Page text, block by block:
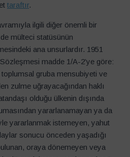
taraftır.
ilgili diğer önemli bir
mülteci statüsünün
ana unsurlardır. 1951
madde 1/A-2’ye göre:
toplumsal gruba mensubiyeti ve
zulme uğrayacağından haklı
olduğu ülkenin dışında
yararlanamayan ya da
yararlanmak istemeyen, yahut
sonucu önceden yaşadığı
oraya dönemeyen veya